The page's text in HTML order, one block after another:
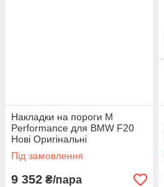
Накладки на пороги M
Performance для BMW F20
Нові Оригінальні
Під замовлення
9 352 ₴/пара